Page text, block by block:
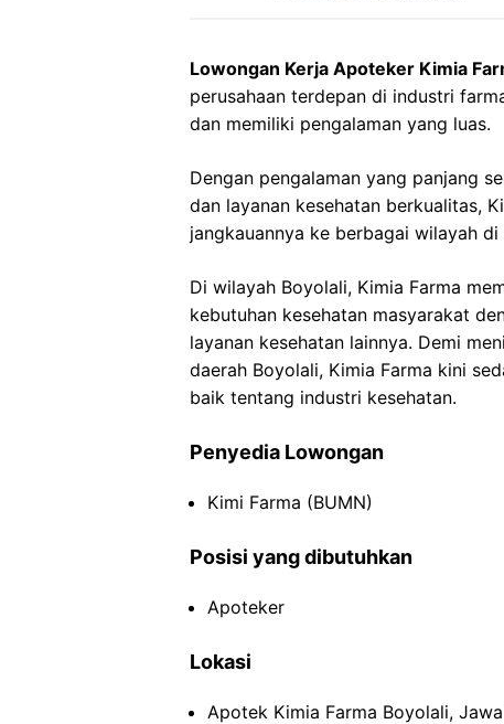
Lowongan Kerja Apoteker Kimia
perusahaan terdepan di industri
dan memiliki pengalaman yang luas.
Dengan pengalaman yang panjang
dan layanan kesehatan berkualitas,
jangkauannya ke berbagai wilayah
Di wilayah Boyolali, Kimia Farma
kebutuhan kesehatan masyarakat
layanan kesehatan lainnya. Demi
daerah Boyolali, Kimia Farma kini
baik tentang industri kesehatan.
Penyedia Lowongan
Kimi Farma (BUMN)
Posisi yang dibutuhkan
Apoteker
Lokasi
Apotek Kimia Farma Boyolali,